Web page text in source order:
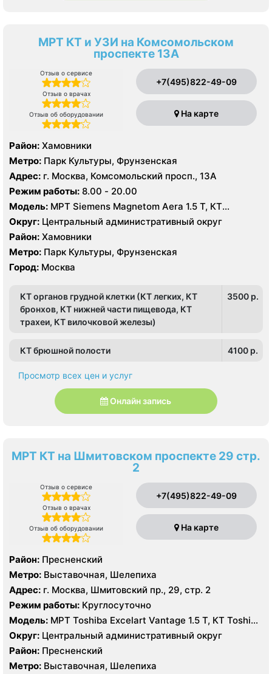
МРТ КТ и УЗИ на Комсомольском
проспекте 13А
Отзыв о сервисе
Отзыв о врачах
Отзыв об оборудовании
+7(495)822-49-09
На карте
Район: Хамовники
Метро: Парк Культуры, Фрунзенская
Адрес: г. Москва, Комсомольский просп., 13А
Режим работы: 8.00 - 20.00
Модель: МРТ Siemens Magnetom Aera 1.5 T, КТ
SIEMENS Healthineers 64 среза, УЗИ Mindrey DS 8,
Philips Affiniti 70
Округ: Центральный административный округ
Район: Хамовники
Метро: Парк Культуры, Фрунзенская
Город: Москва
КТ органов грудной клетки (КТ легких, КТ
бронхов, КТ нижней части пищевода, КТ
трахеи, КТ вилочковой железы)
3500 p.
КТ брюшной полости 4100 p.
Просмотр всех цен и услуг
Онлайн запись
МРТ КТ на Шмитовском проспекте 29 стр.
2
Отзыв о сервисе
Отзыв о врачах
Отзыв об оборудовании
+7(495)822-49-09
На карте
Район: Пресненский
Метро: Выставочная, Шелепиха
Адрес: г. Москва, Шмитовский пр., 29, стр. 2
Режим работы: Круглосуточно
Модель: МРТ Toshiba Excelart Vantage 1.5 Т, КТ Toshiba
AQUILION RXL 16 срезов
Округ: Центральный административный округ
Район: Пресненский
Метро: Выставочная, Шелепиха